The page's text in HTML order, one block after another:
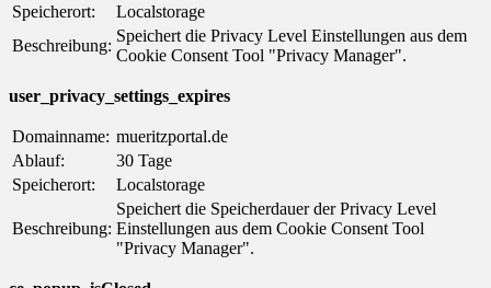
Speicherort:
Localstorage
Beschreibung:
Speichert die Privacy Level Einstellungen aus dem
Cookie Consent Tool "Privacy Manager".
user_privacy_settings_expires
Domainname: mueritzportal.de
Ablauf:
30 Tage
Speicherort:
Localstorage
Beschreibung:
Speichert die Speicherdauer der Privacy Level
Einstellungen aus dem Cookie Consent Tool
"Privacy Manager".